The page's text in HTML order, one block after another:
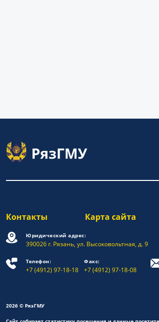
Контакты Карта сайта
Юридический адрес:
390026 г. Рязань, ул. Высоковольтная, д. 9
Телефон:
+7 (4912) 97-18-18
Факс:
+7 (4912) 97-18-08
2026 © РязГМУ